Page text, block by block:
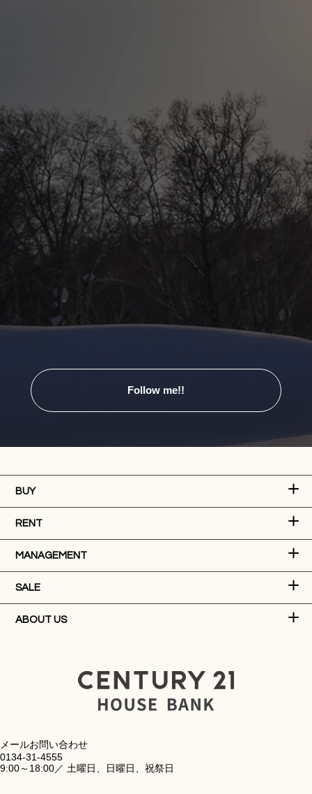
Follow me!!
BUY
RENT
MANAGEMENT
SALE
ABOUT US
メールお問い合わせ
0134-31-4555
9:00～18:00／ 土曜日、日曜日、祝祭日